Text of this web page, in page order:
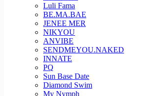
Luli Fama
BE.MA.BAE
JENEE MER
NIKYOU
ANVIBE
SENDMEYOU.NAKED
INNATE
PQ
Sun Base Date
Diamond Swim
My Nymph